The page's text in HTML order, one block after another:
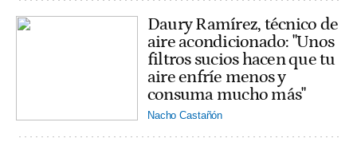
Daury Ramírez, técnico de
aire acondicionado: "Unos
filtros sucios hacen que tu
aire enfríe menos y
consuma mucho más"
Nacho Castañón